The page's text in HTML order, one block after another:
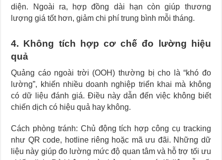
diện. Ngoài ra, hợp đồng dài hạn còn giúp thương
lượng giá tốt hơn, giảm chi phí trung bình mỗi tháng.
4. Không tích hợp cơ chế đo lường hiệu
quả
Quảng cáo ngoài trời (OOH) thường bị cho là “khó đo
lường”, khiến nhiều doanh nghiệp triển khai mà không
có dữ liệu đánh giá. Điều này dẫn đến việc không biết
chiến dịch có hiệu quả hay không.
Cách phòng tránh: Chủ động tích hợp công cụ tracking
như QR code, hotline riêng hoặc mã ưu đãi. Những dữ
liệu này giúp đo lường mức độ quan tâm và hỗ trợ tối ưu